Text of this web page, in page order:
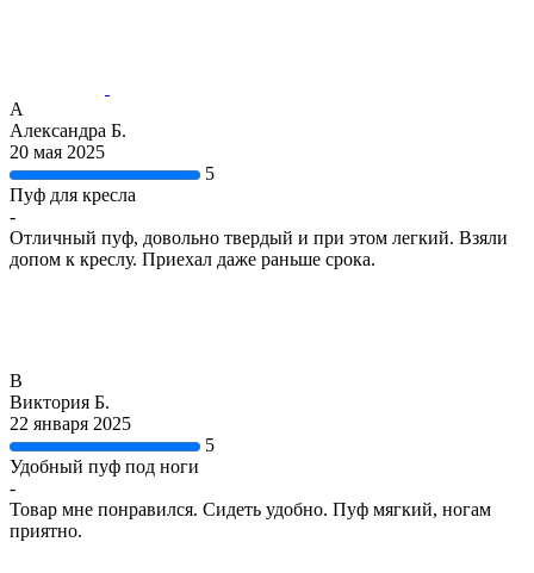
А
Александра Б.
20 мая 2025
5
Пуф для кресла
-
Отличный пуф, довольно твердый и при этом легкий. Взяли
допом к креслу. Приехал даже раньше срока.
В
Виктория Б.
22 января 2025
5
Удобный пуф под ноги
-
Товар мне понравился. Сидеть удобно. Пуф мягкий, ногам
приятно.